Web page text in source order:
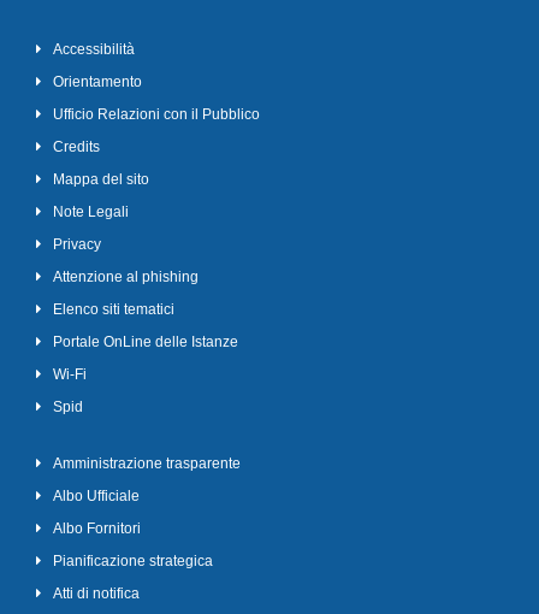
Accessibilità
Orientamento
Ufficio Relazioni con il Pubblico
Credits
Mappa del sito
Note Legali
Privacy
Attenzione al phishing
Elenco siti tematici
Portale OnLine delle Istanze
Wi-Fi
Spid
Amministrazione trasparente
Albo Ufficiale
Albo Fornitori
Pianificazione strategica
Atti di notifica